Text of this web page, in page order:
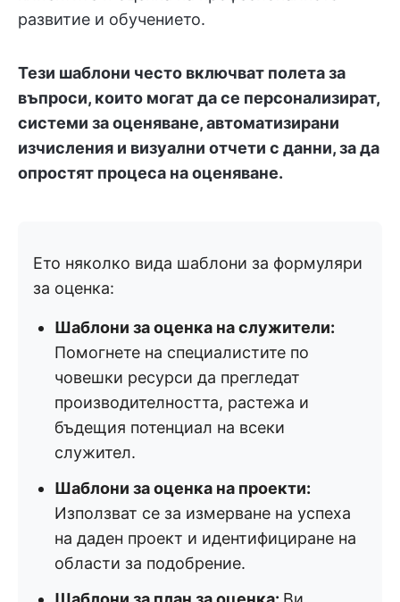
развитие и обучението.
Тези шаблони често включват полета за
въпроси, които могат да се персонализират,
системи за оценяване, автоматизирани
изчисления и визуални отчети с данни, за да
опростят процеса на оценяване.
Ето няколко вида шаблони за формуляри
за оценка:
Шаблони за оценка на служители:
Помогнете на специалистите по
човешки ресурси да прегледат
производителността, растежа и
бъдещия потенциал на всеки
служител.
Шаблони за оценка на проекти:
Използват се за измерване на успеха
на даден проект и идентифициране на
области за подобрение.